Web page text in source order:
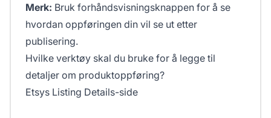
Merk: Bruk forhåndsvisningsknappen for å se
hvordan oppføringen din vil se ut etter
publisering.
Hvilke verktøy skal du bruke for å legge til
detaljer om produktoppføring?
Etsys Listing Details-side